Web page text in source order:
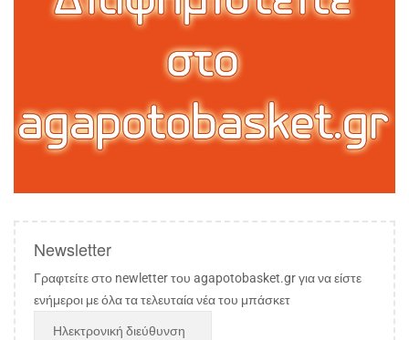
Newsletter
Γραφτείτε στο newletter του agapotobasket.gr για να είστε
ενήμεροι με όλα τα τελευταία νέα του μπάσκετ